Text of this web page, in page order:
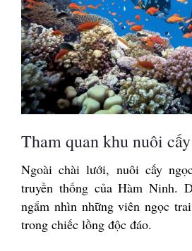
Tham quan khu nuôi
Ngoài chài lưới, nuôi cấy
truyền thống của Hàm Ninh.
ngắm nhìn những viên ngọc
trong chiếc lồng độc đáo.